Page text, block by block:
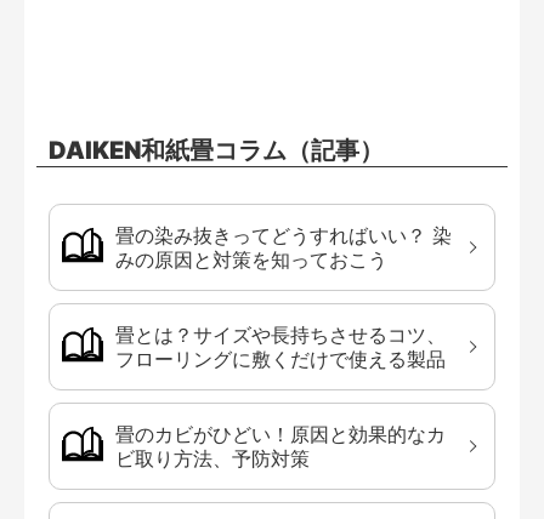
DAIKEN和紙畳コラム（記事）
畳の染み抜きってどうすればいい？ 染
みの原因と対策を知っておこう
畳とは？サイズや長持ちさせるコツ、
フローリングに敷くだけで使える製品
畳のカビがひどい！原因と効果的なカ
ビ取り方法、予防対策